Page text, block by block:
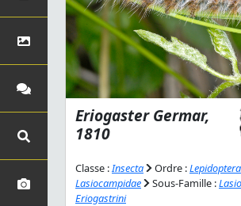
EriogasterGermar,
1810
Classe :Insecta Ordre :Lepidoptera
Lasiocampidae
Sous-Famille :
Eriogastrini